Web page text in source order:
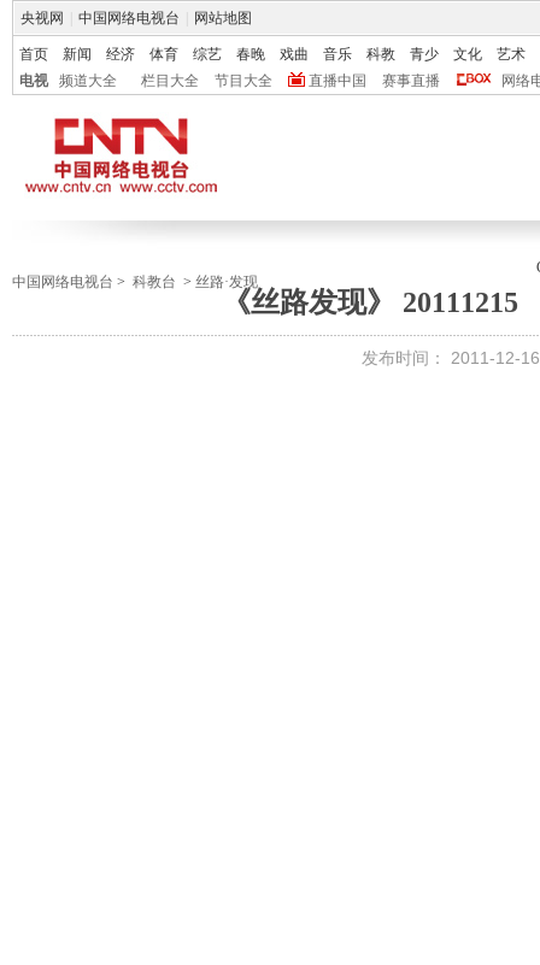
央视网 中国网络电视台 网站地图
首页 新闻 经济 体育 综艺 春晚 戏曲 音乐 科教 青少 文化
艺术
电视
频道大全 栏目大全 节目大全 直播中国 赛事直播 网络
中国网络电视台 > 科教台 > 丝路·发现
《丝路发现》 20111215
发布时间： 2011-12-